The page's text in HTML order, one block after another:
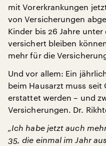
mit Vorerkrankungen
von Versicherungen
Kinder bis 26 Jahre
versichert bleiben
mehr für die
Und vor allem: Ein
beim Hausarzt muss
erstattet werden – und
Versicherungen. Dr.
„Ich habe jetzt auch
35, die einmal im Jahr